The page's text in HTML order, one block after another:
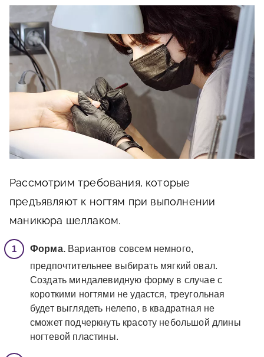
Рассмотрим требования, которые
предъявляют к ногтям при выполнении
маникюра шеллаком.
Форма.Вариантов совсем немного,
предпочтительнее выбирать мягкий овал.
Создать миндалевидную форму в случае с
короткими ногтями не удастся, треугольная
будет выглядеть нелепо, в квадратная не
сможет подчеркнуть красоту небольшой длины
ногтевой пластины.